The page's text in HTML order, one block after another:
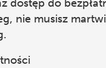
dostęp do
nie musisz